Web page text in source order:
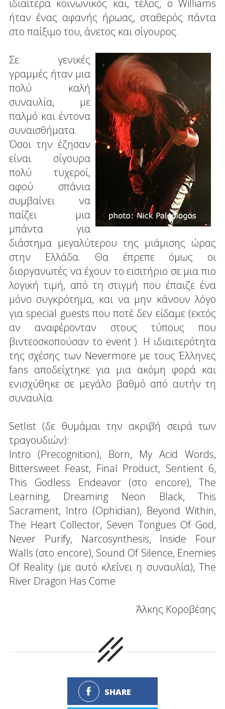
ιδιαίτερα κοινωνικός και, τέλος, ο Williams
ήταν ένας αφανής ήρωας, σταθερός πάντα
στο παίξιμο του, άνετος και σίγουρος.
Σε γενικές
γραμμές ήταν μια
πολύ καλή
συναυλία, με
παλμό και έντονα
συναισθήματα.
Όσοι την έζησαν
είναι σίγουρα
πολύ τυχεροί,
αφού σπάνια
συμβαίνει να
παίζει μια
μπάντα για
διάστημα μεγαλύτερου της μιάμισης ώρας
στην Ελλάδα. Θα έπρεπε όμως οι
διοργανωτές να έχουν το εισιτήριο σε μια πιο
λογική τιμή, από τη στιγμή που έπαιζε ένα
μόνο συγκρότημα, και να μην κάνουν λόγο
για special guests που ποτέ δεν είδαμε (εκτός
αν αναφέρονταν στους τύπους που
βιντεοσκοπούσαν το event ). Η ιδιαιτερότητα
της σχέσης των Nevermore με τους Έλληνες
fans αποδείχτηκε για μια ακόμη φορά και
ενισχύθηκε σε μεγάλο βαθμό από αυτήν τη
συναυλία.
Setlist (δε θυμάμαι την ακριβή σειρά των
τραγουδιών):
Intro (Precognition), Born, My Acid Words,
Bittersweet Feast, Final Product, Sentient 6,
This Godless Endeavor (στο encore), The
Learning, Dreaming Neon Black, This
Sacrament, Intro (Ophidian), Beyond Within,
The Heart Collector, Seven Tongues Of God,
Never Purify, Narcosynthesis, Inside Four
Walls (στο encore), Sound Of Silence, Enemies
Of Reality (με αυτό κλείνει η συναυλία), The
River Dragon Has Come
Άλκης Κοροβέσης
SHARE